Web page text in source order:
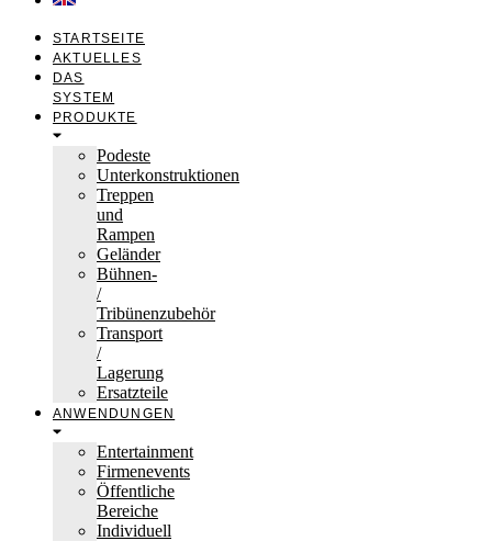
STARTSEITE
AKTUELLES
DAS
SYSTEM
PRODUKTE
Podeste
Unterkonstruktionen
Treppen
und
Rampen
Geländer
Bühnen-
/
Tribünenzubehör
Transport
/
Lagerung
Ersatzteile
ANWENDUNGEN
Entertainment
Firmenevents
Öffentliche
Bereiche
Individuell